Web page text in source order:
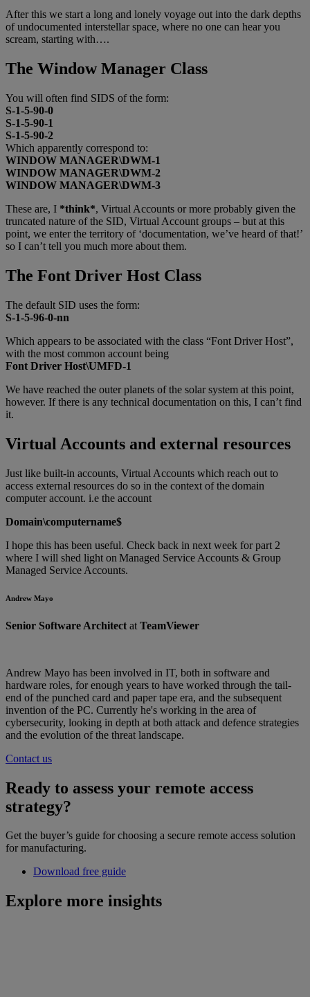
After this we start a long and lonely voyage out into the dark depths
of undocumented interstellar space, where no one can hear you
scream, starting with….
The Window Manager Class
You will often find SIDS of the form:
S-1-5-90-0
S-1-5-90-1
S-1-5-90-2
Which apparently correspond to:
WINDOW MANAGER\DWM-1
WINDOW MANAGER\DWM-2
WINDOW MANAGER\DWM-3
These are, I *think*, Virtual Accounts or more probably given the
truncated nature of the SID, Virtual Account groups – but at this
point, we enter the territory of ‘documentation, we’ve heard of that!’
so I can’t tell you much more about them.
The Font Driver Host Class
The default SID uses the form:
S-1-5-96-0-nn
Which appears to be associated with the class “Font Driver Host”,
with the most common account being
Font Driver Host\UMFD-1
We have reached the outer planets of the solar system at this point,
however. If there is any technical documentation on this, I can’t find
it.
Virtual Accounts and external resources
Just like built-in accounts, Virtual Accounts which reach out to
access external resources do so in the context of the domain
computer account. i.e the account
Domain\computername$
I hope this has been useful. Check back in next week for part 2
where I will shed light on Managed Service Accounts & Group
Managed Service Accounts.
Andrew Mayo
Senior Software Architect at TeamViewer
Andrew Mayo has been involved in IT, both in software and
hardware roles, for enough years to have worked through the tail-
end of the punched card and paper tape era, and the subsequent
invention of the PC. Currently he's working in the area of
cybersecurity, looking in depth at both attack and defence strategies
and the evolution of the threat landscape.
Contact us
Ready to assess your remote access
strategy?
Get the buyer’s guide for choosing a secure remote access solution
for manufacturing.
Download free guide
Explore more insights